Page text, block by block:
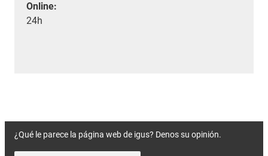
Online:
24h
¿Qué le parece la página web de igus? Denos su opinión.